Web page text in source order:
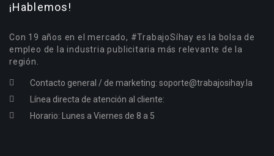
¡Hablemos!
Con 19 años en el mercado, #TrabajoSíhay es la bolsa de
empleo de la industria publicitaria más relevante de la
región.
Contacto general / de marketing: soporte@trabajosihay.la
Línea directa de atención al cliente:
Horario: Lunes a Viernes de 8 a 5